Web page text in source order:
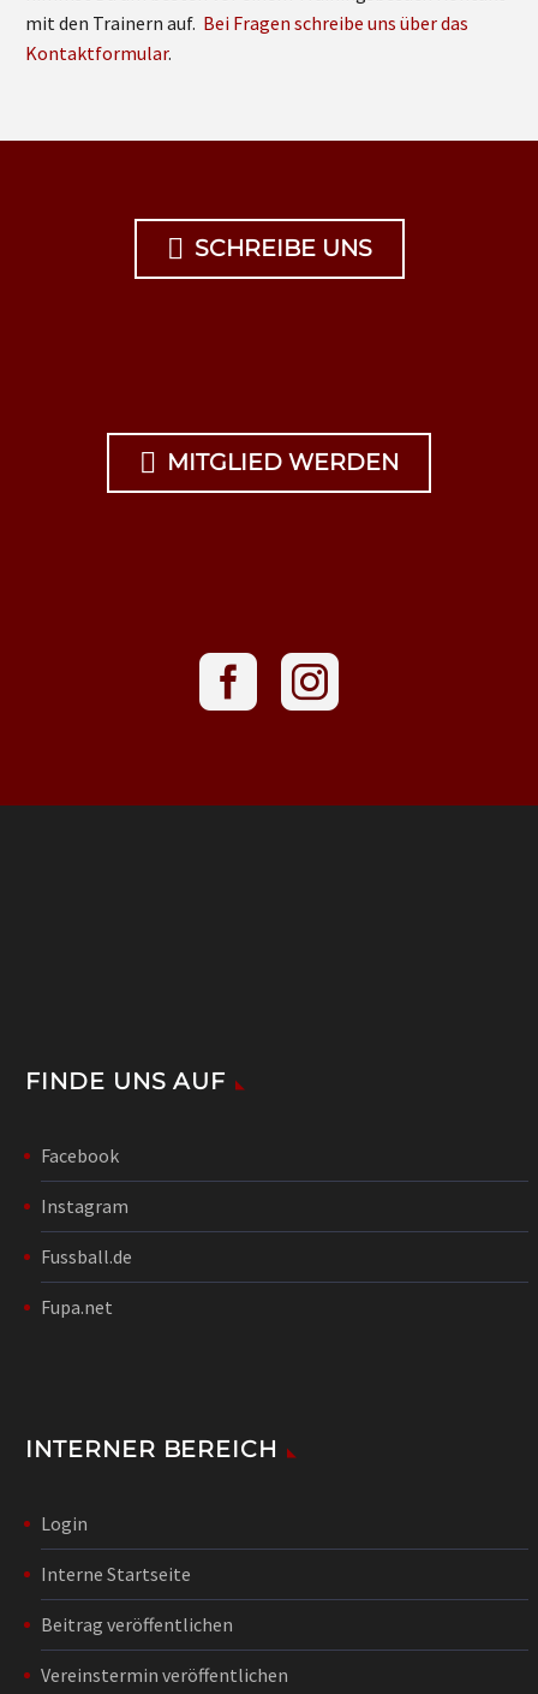
mit den Trainern auf. Bei Fragen schreibe uns über das
Kontaktformular.
 SCHREIBE UNS
 MITGLIED WERDEN
FINDE UNS AUF
Facebook
Instagram
Fussball.de
Fupa.net
INTERNER BEREICH
Login
Interne Startseite
Beitrag veröffentlichen
Vereinstermin veröffentlichen